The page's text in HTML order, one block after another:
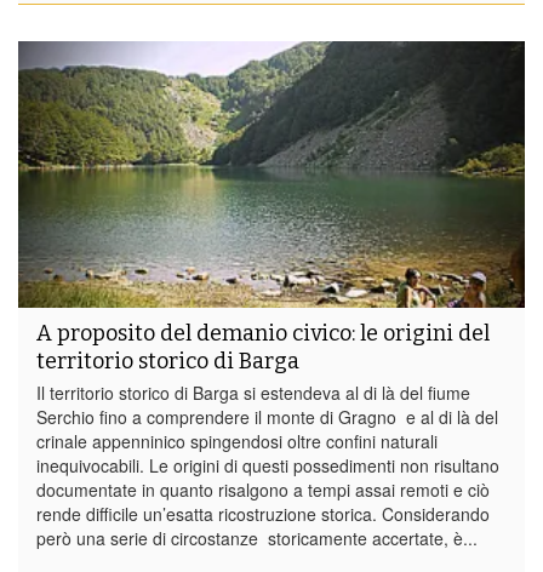
A proposito del demanio civico: le origini del
territorio storico di Barga
Il territorio storico di Barga si estendeva al di là del fiume
Serchio fino a comprendere il monte di Gragno e al di là del
crinale appenninico spingendosi oltre confini naturali
inequivocabili. Le origini di questi possedimenti non risultano
documentate in quanto risalgono a tempi assai remoti e ciò
rende difficile un’esatta ricostruzione storica. Considerando
però una serie di circostanze storicamente accertate, è...